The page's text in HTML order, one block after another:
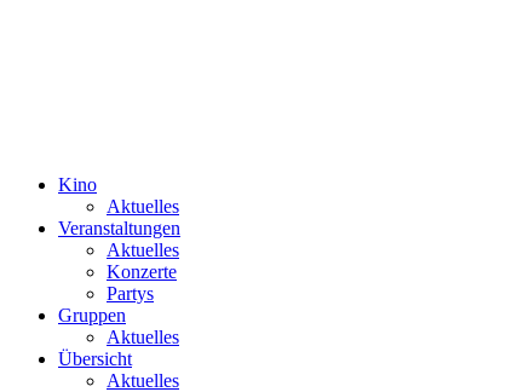
Kino
Aktuelles
Veranstaltungen
Aktuelles
Konzerte
Partys
Gruppen
Aktuelles
Übersicht
Aktuelles